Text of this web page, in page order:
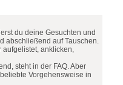
du deine Gesuchten und
abschließend auf Tauschen.
aufgelistet, anklicken,
steht in der FAQ. Aber
Vorgehensweise in